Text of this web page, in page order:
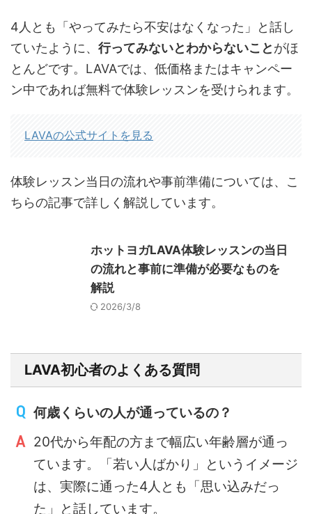
4人とも「やってみたら不安はなくなった」と話し
ていたように、 行ってみないとわからないことがほ
とんどです。LAVAでは、低価格またはキャンペー
ン中であれば無料で体験レッスンを受けられます。
LAVAの公式サイトを見る
体験レッスン当日の流れや事前準備については、こ
ちらの記事で詳しく解説しています。
ホットヨガLAVA体験レッスンの当日
の流れと事前に準備が必要なものを
解説
2026/3/8
LAVA初心者のよくある質問
何歳くらいの人が通っているの？
20代から年配の方まで幅広い年齢層が通っ
ています。「若い人ばかり」というイメージ
は、実際に通った4人とも「思い込みだっ
た」と話しています。